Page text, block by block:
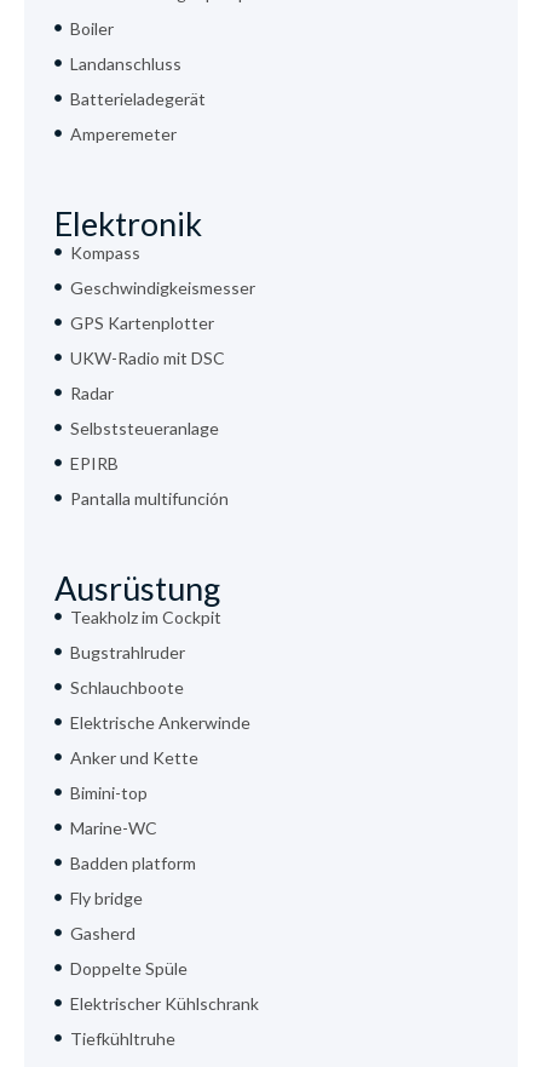
Boiler
Landanschluss
Batterieladegerät
Amperemeter
Elektronik
Kompass
Geschwindigkeismesser
GPS Kartenplotter
UKW-Radio mit DSC
Radar
Selbststeueranlage
EPIRB
Pantalla multifunción
Ausrüstung
Teakholz im Cockpit
Bugstrahlruder
Schlauchboote
Elektrische Ankerwinde
Anker und Kette
Bimini-top
Marine-WC
Badden platform
Fly bridge
Gasherd
Doppelte Spüle
Elektrischer Kühlschrank
Tiefkühltruhe